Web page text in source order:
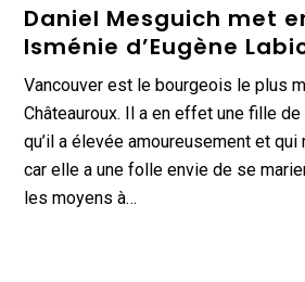
Daniel Mesguich met
Isménie d’Eugène
Vancouver est le bourgeois le plus
Châteauroux. Il a en effet une fille
qu’il a élevée amoureusement et
car elle a une folle envie de se
les moyens à…